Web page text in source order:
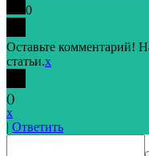
0
Оставьте комментарий!
статьи.x
()
x
| Ответить